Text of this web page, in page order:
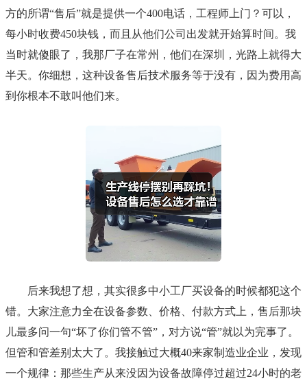
方的所谓“售后”就是提供一个400电话，工程师上门？可以，
每小时收费450块钱，而且从他们公司出发就开始算时间。我
当时就傻眼了，我那厂子在常州，他们在深圳，光路上就得大
半天。你细想，这种设备售后技术服务等于没有，因为费用高
到你根本不敢叫他们来。
后来我想了想，其实很多中小工厂买设备的时候都犯这个
错。大家注意力全在设备参数、价格、付款方式上，售后那块
儿最多问一句“坏了你们管不管”，对方说“管”就以为完事了。
但管和管差别太大了。我接触过大概40来家制造业企业，发现
一个规律：那些生产从来没因为设备故障停过超过24小时的老